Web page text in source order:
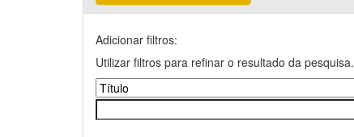
Adicionar filtros:
Utilizar filtros para refinar o resultado da pesquisa.